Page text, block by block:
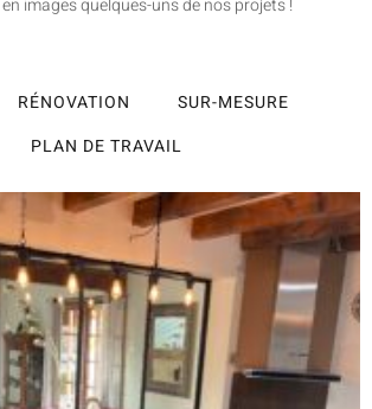
images quelques-uns de nos projets !
RÉNOVATION
SUR-MESURE
PLAN DE TRAVAIL